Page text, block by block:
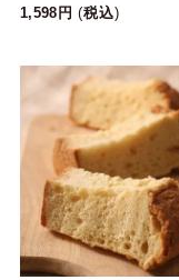
1,598 税込